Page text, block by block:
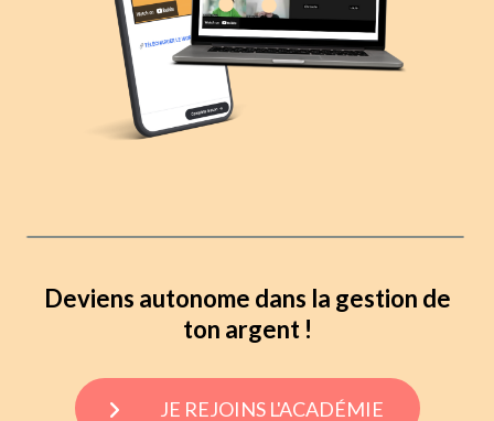
Deviens autonome dans la gestion de
ton argent !
JE REJOINS L'ACADÉMIE